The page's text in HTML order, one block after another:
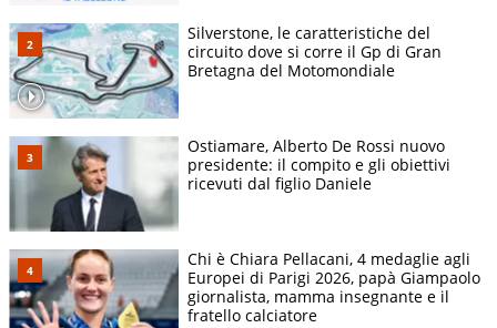
Silverstone, le caratteristiche del
circuito dove si corre il Gp di Gran
Bretagna del Motomondiale
Ostiamare, Alberto De Rossi nuovo
presidente: il compito e gli obiettivi
ricevuti dal figlio Daniele
Chi è Chiara Pellacani, 4 medaglie agli
Europei di Parigi 2026, papà Giampaolo
giornalista, mamma insegnante e il
fratello calciatore